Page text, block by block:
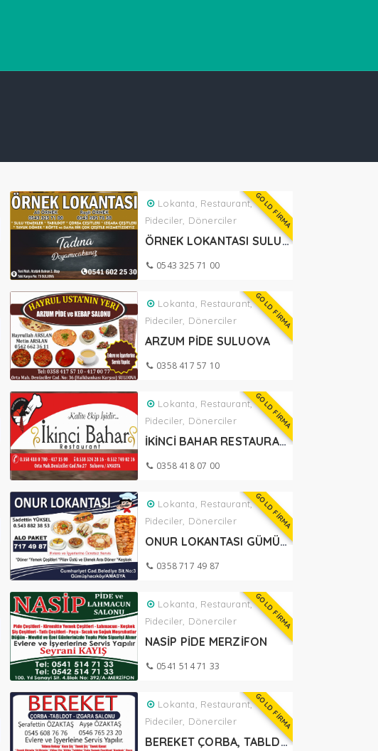
GOLD FİRMA
Lokanta, Restaurant,
Pideciler, Dönerciler
ÖRNEK LOKANTASI SULUOVA
0543 325 71 00
GOLD FİRMA
Lokanta, Restaurant,
Pideciler, Dönerciler
ARZUM PİDE SULUOVA
0358 417 57 10
GOLD FİRMA
Lokanta, Restaurant,
Pideciler, Dönerciler
İKİNCİ BAHAR RESTAURANT SULUOVA
0358 418 07 00
GOLD FİRMA
Lokanta, Restaurant,
Pideciler, Dönerciler
ONUR LOKANTASI GÜMÜŞHACIKÖY
0358 717 49 87
GOLD FİRMA
Lokanta, Restaurant,
Pideciler, Dönerciler
NASİP PİDE MERZİFON
0541 514 71 33
GOLD FİRMA
Lokanta, Restaurant,
Pideciler, Dönerciler
BEREKET ÇORBA, TABLDOT, IZGARA SALONU